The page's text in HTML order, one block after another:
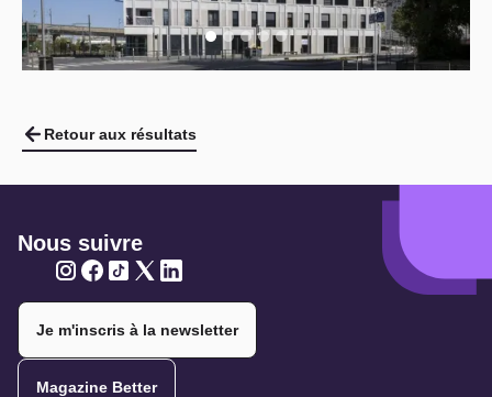
Retour aux résultats
Nous suivre
Je m'inscris à la newsletter
Magazine Better